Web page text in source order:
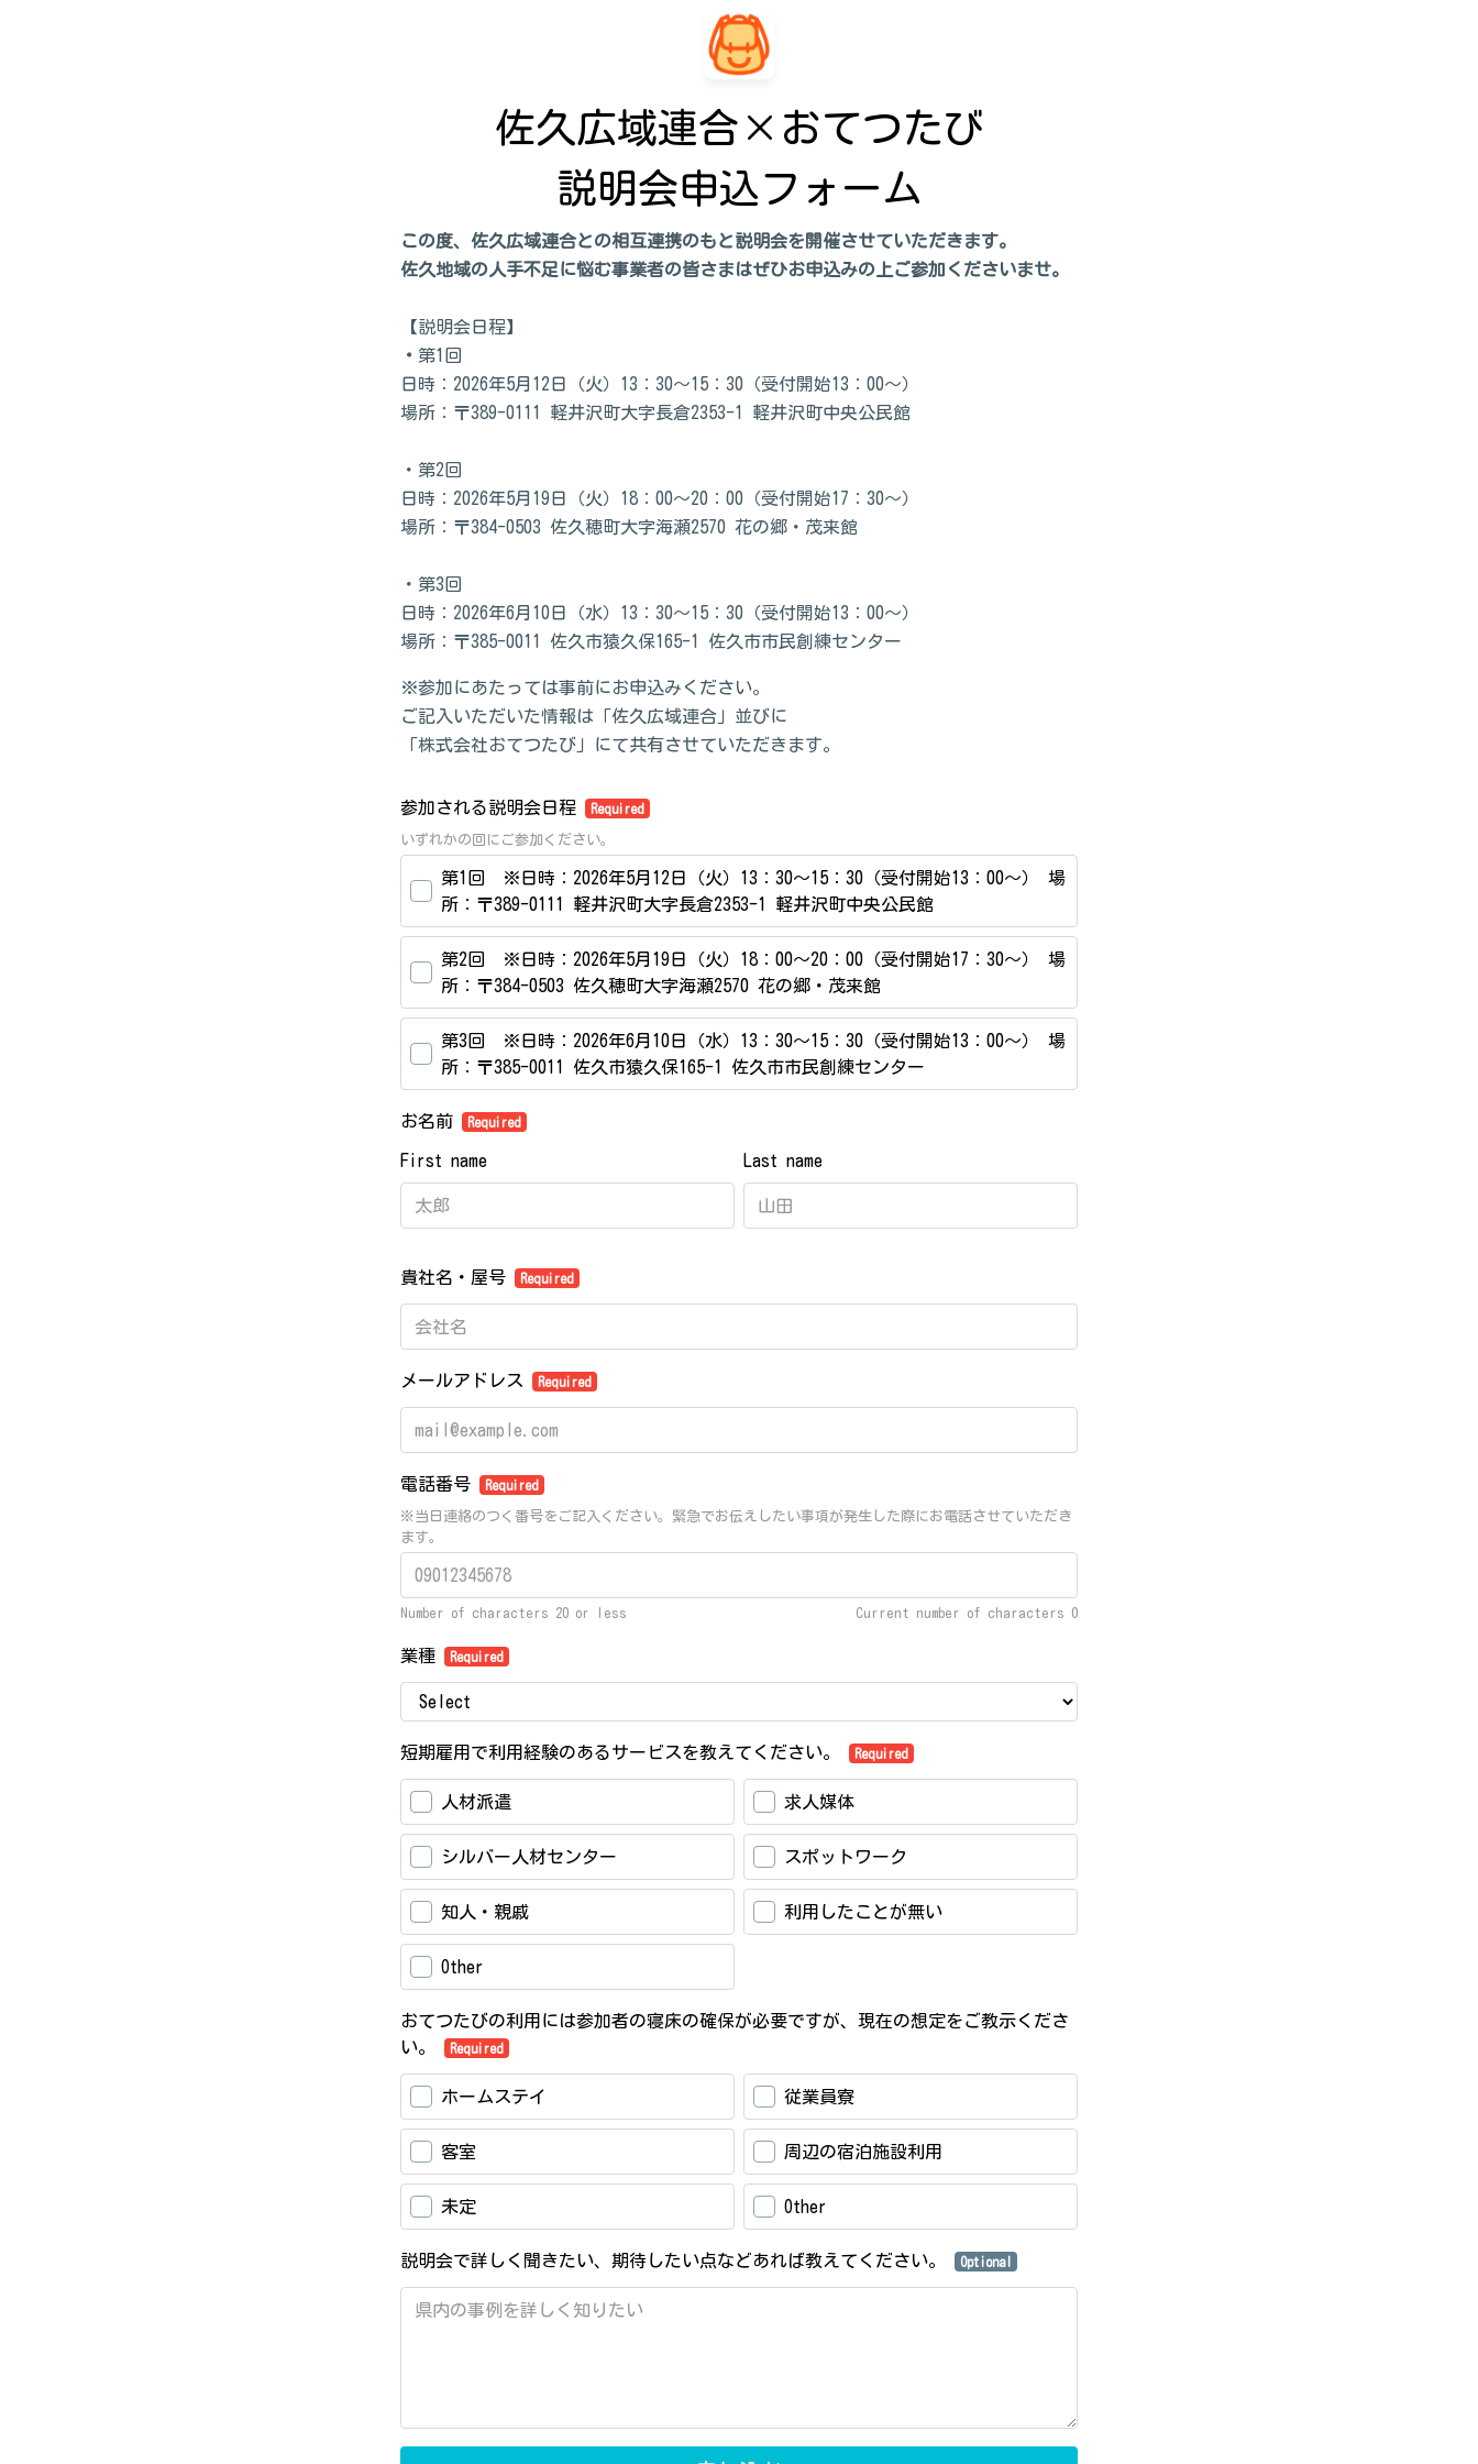
佐久広域連合×おてつたび
説明会申込フォーム
この度、佐久広域連合との相互連携のもと説明会を開催させていただきます。
佐久地域の人手不足に悩む事業者の皆さまはぜひお申込みの上ご参加くださいませ。
【説明会日程】
・ 第1回
日時：2026年5月12日（火）13：30～15：30（受付開始13：00～）
場所：〒389-0111 軽井沢町大字長倉2353-1 軽井沢町中央公民館
・第2回
日時：2026年5月19日（火）18：00～20：00（受付開始17：30～）
場所：〒384-0503 佐久穂町大字海瀬2570 花の郷・茂来館
・第3回
日時：2026年6月10日（水）13：30～15：30（受付開始13：00～）
場所：〒385-0011 佐久市猿久保165-1 佐久市市民創練センター
※参加にあたっては事前にお申込みください。
ご記入いただいた情報は「佐久広域連合」並びに
「株式会社おてつたび」にて共有させていただきます。
参加される説明会日程 Required
いずれかの回にご参加ください。
第1回 ※日時：2026年5月12日（火）13：30～15：30（受付開始13：00～） 場
所：〒389-0111 軽井沢町大字長倉2353-1 軽井沢町中央公民館
第2回 ※日時：2026年5月19日（火）18：00～20：00（受付開始17：30～） 場
所：〒384-0503 佐久穂町大字海瀬2570 花の郷・茂来館
第3回 ※日時：2026年6月10日（水）13：30～15：30（受付開始13：00～） 場
所：〒385-0011 佐久市猿久保165-1 佐久市市民創練センター
お名前 Required
Last name
First name
貴社名・屋号 Required
メールアドレス Required
電話番号 Required
※当日連絡のつく番号をご記入ください。緊急でお伝えしたい事項が発生した際にお電話させていただき
ます。
Number of characters 20 or less Current number of characters 0
業種 Required
短期雇用で利用経験のあるサービスを教えてください。 Required
人材派遣 求人媒体
シルバー人材センター スポットワーク
知人・親戚 利用したことが無い
Other
おてつたびの利用には参加者の寝床の確保が必要ですが、現在の想定をご教示くださ
い。
Required
ホームステイ 従業員寮
客室 周辺の宿泊施設利用
未定 Other
説明会で詳しく聞きたい、期待したい点などあれば教えてください。 Optional